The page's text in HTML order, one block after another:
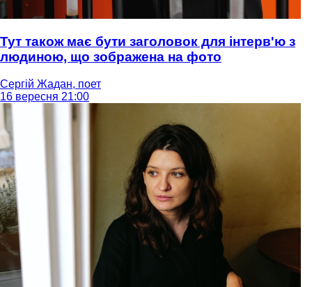
Тут також має бути заголовок для інтерв'ю з
людиною, що зображена на фото
Сергій Жадан, поет
16 вересня 21:00